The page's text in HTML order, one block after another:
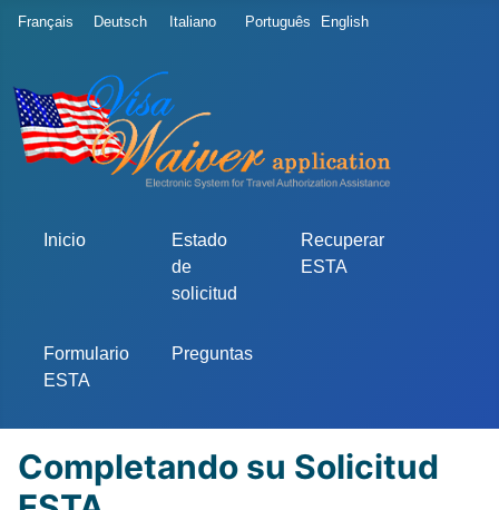
Seleccione su idioma
Français Deutsch Italiano Português English
Inicio
Estado
de
solicitud
Recuperar
ESTA
Formulario
ESTA
Preguntas
Completando su Solicitud